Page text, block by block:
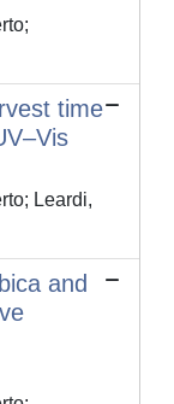
time
Leardi,
and